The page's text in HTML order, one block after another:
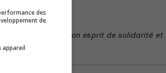
démarque par son esprit de solidarité et
des
de
appareil